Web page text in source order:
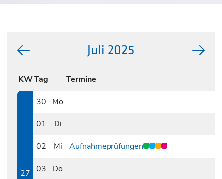
Juli 2025
KWTag Termine
27
30
Mo
01
Di
02
Mi Aufnahmeprüfungen
03
Do